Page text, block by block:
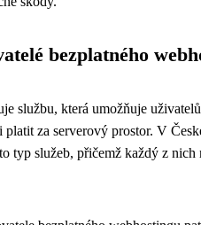
bezplatného
službu, která umožňuje
platit za serverový prostor. V
typ služeb, přičemž každý z nich